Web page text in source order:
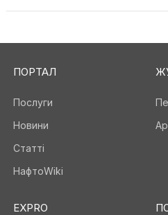
ПОРТАЛ
Послуги
Новини
Статті
НафтоWiki
EXPRO